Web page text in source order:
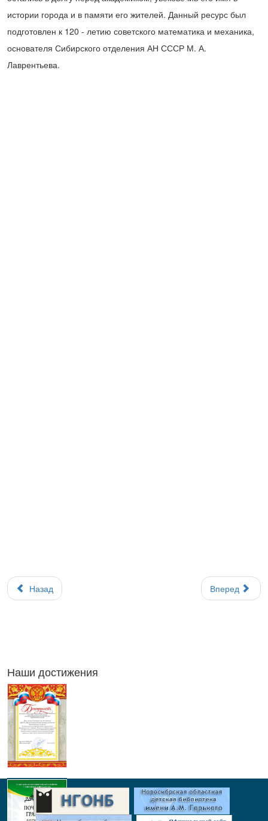
истории города и в памяти его жителей. Данный ресурс был
подготовлен к 120 - летию советского математика и механика,
основателя Сибирского отделения АН СССР М. А.
Лаврентьева.
Назад Вперед
Наши достижения